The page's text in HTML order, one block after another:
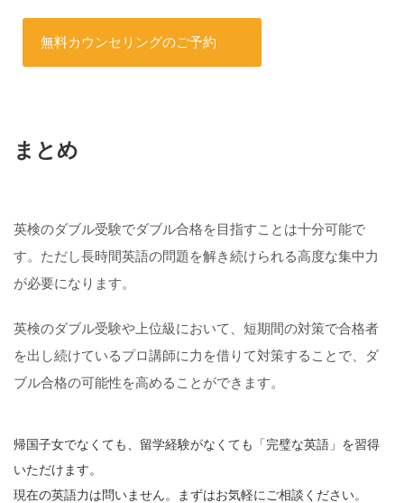
無料カウンセリングのご予約
まとめ
英検のダブル受験でダブル合格を目指すことは十分可能で
す。ただし長時間英語の問題を解き続けられる高度な集中力
が必要になります。
英検のダブル受験や上位級において、短期間の対策で合格者
を出し続けているプロ講師に力を借りて対策することで、ダ
ブル合格の可能性を高めることができます。
帰国子女でなくても、留学経験がなくても「完璧な英語」を習得
いただけます。
現在の英語力は問いません。まずはお気軽にご相談ください。